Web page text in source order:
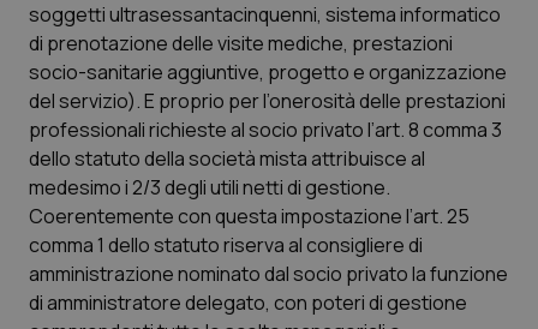
soggetti ultrasessantacinquenni, sistema informatico
di prenotazione delle visite mediche, prestazioni
socio-sanitarie aggiuntive, progetto e organizzazione
del servizio). E proprio per l’onerosità delle prestazioni
professionali richieste al socio privato l’art. 8 comma 3
dello statuto della società mista attribuisce al
medesimo i 2/3 degli utili netti di gestione.
Coerentemente con questa impostazione l’art. 25
comma 1 dello statuto riserva al consigliere di
amministrazione nominato dal socio privato la funzione
di amministratore delegato, con poteri di gestione
tracking-sites-ironfish-
www.quotidianosanita.it
2